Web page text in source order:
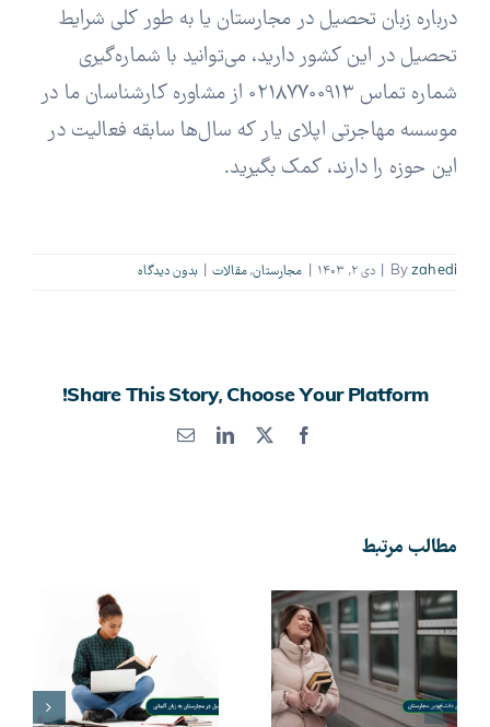
درباره زبان تحصیل در مجارستان یا به طور کلی شرایط
تحصیل در این کشور دارید، می‌توانید با شماره‌گیری
شماره تماس 02187700913 از مشاوره کارشناسان ما در
موسسه مهاجرتی اپلای یار که سال‌ها سابقه فعالیت در
این حوزه را دارند، کمک بگیرید.
Byzahedi دی ۲, ۱۴۰۳ مجارستان,مقالات بدون ديدگاه
Share This Story, Choose Your Platform!
Facebook
X
LinkedInپست
مطالب مرتبط